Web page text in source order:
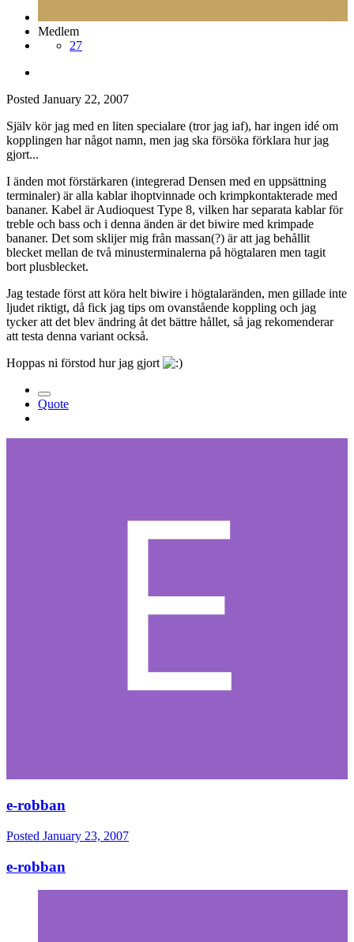
Medlem
27
Posted January 22, 2007
Själv kör jag med en liten specialare (tror jag iaf), har ingen idé om
kopplingen har något namn, men jag ska försöka förklara hur jag
gjort...
I änden mot förstärkaren (integrerad Densen med en uppsättning
terminaler) är alla kablar ihoptvinnade och krimpkontakterade med
bananer. Kabel är Audioquest Type 8, vilken har separata kablar för
treble och bass och i denna änden är det biwire med krimpade
bananer. Det som sklijer mig från massan(?) är att jag behållit
blecket mellan de två minusterminalerna på högtalaren men tagit
bort plusblecket.
Jag testade först att köra helt biwire i högtalaränden, men gillade inte
ljudet riktigt, då fick jag tips om ovanstående koppling och jag
tycker att det blev ändring åt det bättre hållet, så jag rekomenderar
att testa denna variant också.
Hoppas ni förstod hur jag gjort
Quote
e-robban
Posted January 23, 2007
e-robban